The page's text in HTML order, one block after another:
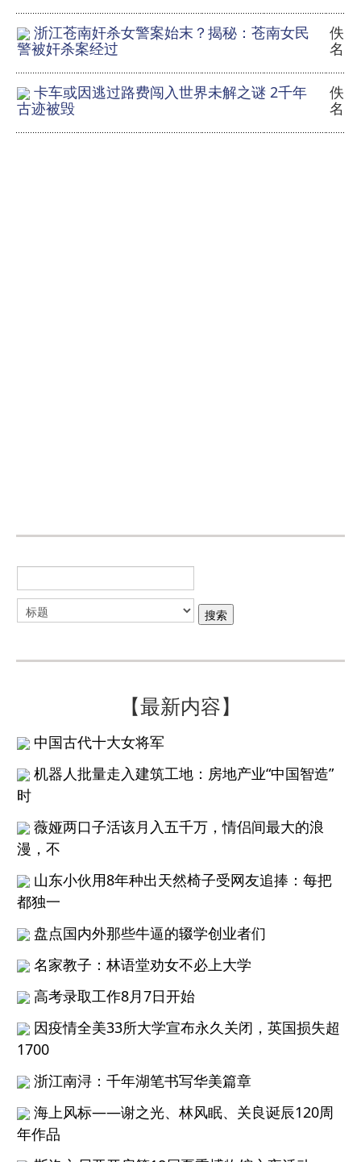
浙江苍南奸杀女警案始末？揭秘：苍南女民
警被奸杀案经过
佚
名
卡车或因逃过路费闯入世界未解之谜 2千年
古迹被毁
佚
名
【最新内容】
中国古代十大女将军
机器人批量走入建筑工地：房地产业“中国智造”
时
薇娅两口子活该月入五千万，情侣间最大的浪
漫，不
山东小伙用8年种出天然椅子受网友追捧：每把
都独一
盘点国内外那些牛逼的辍学创业者们
名家教子：林语堂劝女不必上大学
高考录取工作8月7日开始
因疫情全美33所大学宣布永久关闭，英国损失超
1700
浙江南浔：千年湖笔书写华美篇章
海上风标——谢之光、林风眠、关良诞辰120周
年作品